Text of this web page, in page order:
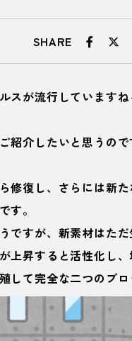
SHARE
スが流行しています
紹介したいと思うの
修復し、さらには新
す。
ですが、 新素材はた
上昇すると活性化し
て完全な二つのブロ